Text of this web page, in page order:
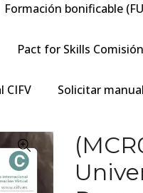
Formación bonificable
Pact for Skills
CIFV Solicitar manual